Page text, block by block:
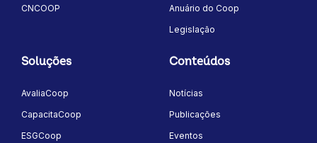
CNCOOP
Anuário do Coop
Legislação
Soluções
AvaliaCoop
CapacitaCoop
ESGCoop
Conteúdos
Notícias
Publicações
Eventos